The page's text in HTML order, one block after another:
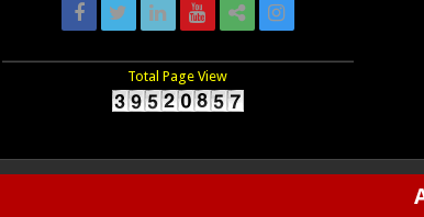
Total Page View